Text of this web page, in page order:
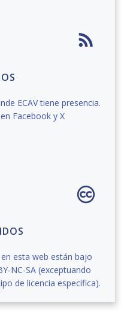
ECAV tiene presencia.
Facebook y X
esta web están bajo
NC-SA (exceptuando
de licencia específica).